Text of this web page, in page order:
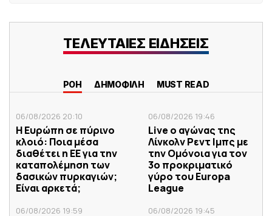
ΤΕΛΕΥΤΑΙΕΣ ΕΙΔΗΣΕΙΣ
ΡΟΗ ΔΗΜΟΦΙΛΗ MUST READ
06/08/2026 20:10
Η Ευρώπη σε πύρινο
κλοιό: Ποια μέσα
διαθέτει η ΕΕ για την
καταπολέμηση των
δασικών πυρκαγιών;
Είναι αρκετά;
06/08/2026 19:59
06/08/2026 19:46
Live ο αγώνας της
Λίνκολν Ρεντ Ιμπς με
την Ομόνοια για τον
3ο προκριματικό
γύρο του Europa
League
06/08/2026 19:45